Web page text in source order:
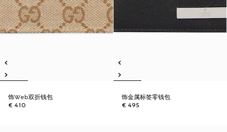
饰Web双折钱包
€ 410
饰金属标签零钱包
€ 495